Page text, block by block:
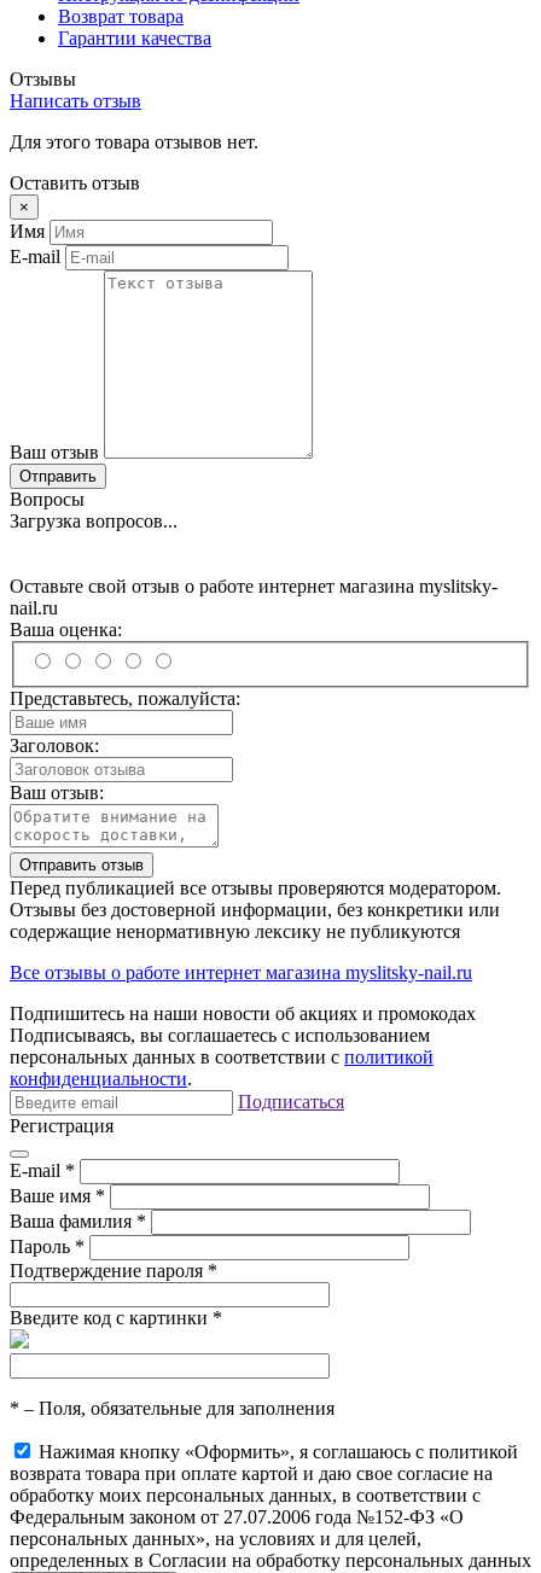
Возврат товара
Гарантии качества
Отзывы
Написать отзыв
Для этого товара отзывов нет.
Оставить отзыв
×
Имя
E-mail
Ваш отзыв
Отправить
Вопросы
Загрузка вопросов...
Оставьте свой отзыв о работе интернет магазина myslitsky-
nail.ru
Ваша оценка:
Представьтесь, пожалуйста:
Заголовок:
Ваш отзыв:
Отправить отзыв
Перед публикацией все отзывы проверяются модератором.
Отзывы без достоверной информации, без конкретики или
содержащие ненормативную лексику не публикуются
Все отзывы о работе интернет магазина myslitsky-nail.ru
Подпишитесь на наши новости об акциях и промокодах
Подписываясь, вы соглашаетесь с использованием
персональных данных в соответствии с политикой
конфиденциальности.
Подписаться
Регистрация
E-mail *
Ваше имя *
Ваша фамилия *
Пароль *
Подтверждение пароля *
Введите код с картинки *
* – Поля, обязательные для заполнения
Нажимая кнопку «Оформить», я соглашаюсь с политикой
возврата товара при оплате картой и даю свое согласие на
обработку моих персональных данных, в соответствии с
Федеральным законом от 27.07.2006 года №152-ФЗ «О
персональных данных», на условиях и для целей,
определенных в Согласии на обработку персональных данных